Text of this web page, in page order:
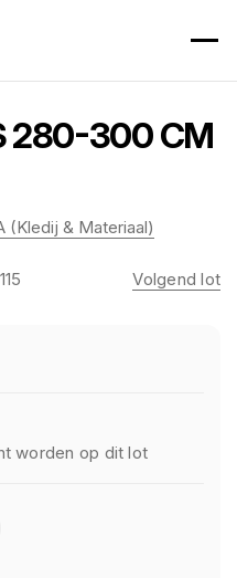
280-300 CM
(Kledij & Materiaal)
Volgend lot
worden op dit lot